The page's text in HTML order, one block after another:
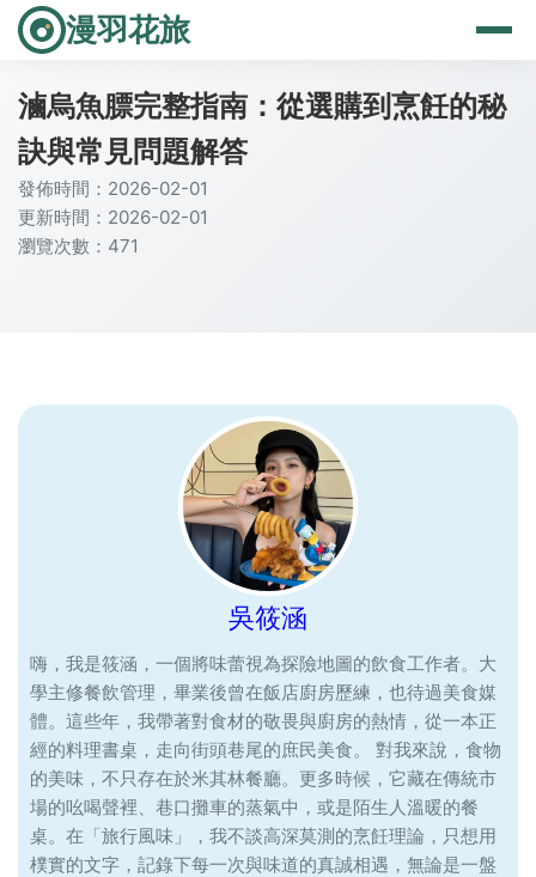
漫羽花旅
滷烏魚膘完整指南：從選購到烹飪的秘
訣與常見問題解答
發佈時間：2026-02-01
更新時間：2026-02-01
瀏覽次數：471
吳筱涵
嗨，我是筱涵，一個將味蕾視為探險地圖的飲食工作者。大
學主修餐飲管理，畢業後曾在飯店廚房歷練，也待過美食媒
體。這些年，我帶著對食材的敬畏與廚房的熱情，從一本正
經的料理書桌，走向街頭巷尾的庶民美食。 對我來說，食物
的美味，不只存在於米其林餐廳。更多時候，它藏在傳統市
場的吆喝聲裡、巷口攤車的蒸氣中，或是陌生人溫暖的餐
桌。在「旅行風味」，我不談高深莫測的烹飪理論，只想用
樸實的文字，記錄下每一次與味道的真誠相遇，無論是一盤